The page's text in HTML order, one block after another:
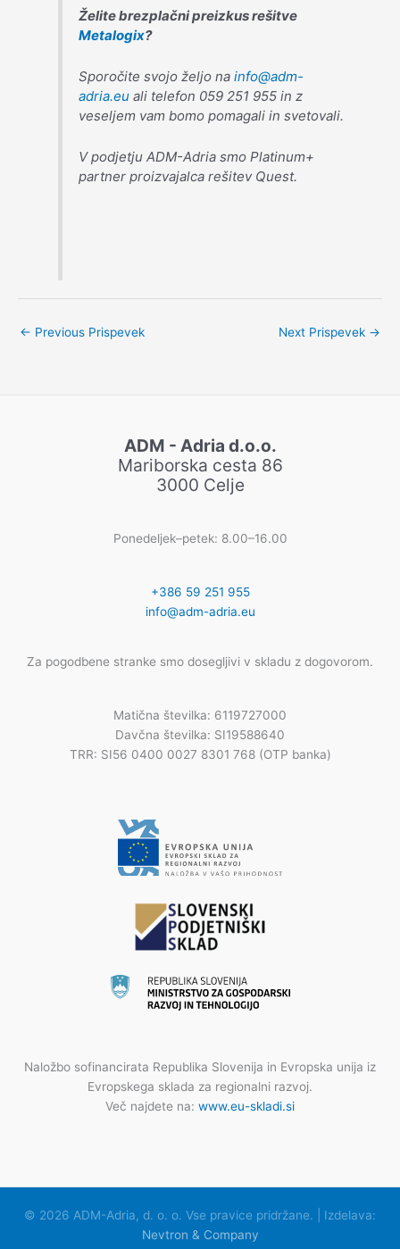
Želite brezplačni preizkus rešitve
Metalogix?
Sporočite svojo željo nainfo@adm-
adria.eu ali telefon 059 251 955 in z
veseljem vam bomo pomagali in svetovali.
V podjetju ADM-Adria smo Platinum+
partner proizvajalca rešitev Quest.
← Previous Prispevek Next Prispevek →
ADM - Adria d.o.o.
Mariborska cesta 86
3000 Celje
Ponedeljek–petek: 8.00–16.00
+386 59 251 955
info@adm-adria.eu
Za pogodbene stranke smo dosegljivi v skladu z dogovorom.
Matična številka: 6119727000
Davčna številka: SI19588640
TRR: SI56 0400 0027 8301 768 (OTP banka)
Naložbo sofinancirata Republika Slovenija in Evropska unija iz
Evropskega sklada za regionalni razvoj.
Več najdete na: www.eu-skladi.si
© 2026 ADM-Adria, d. o. o. Vse pravice pridržane. | Izdelava:
Nevtron & Company